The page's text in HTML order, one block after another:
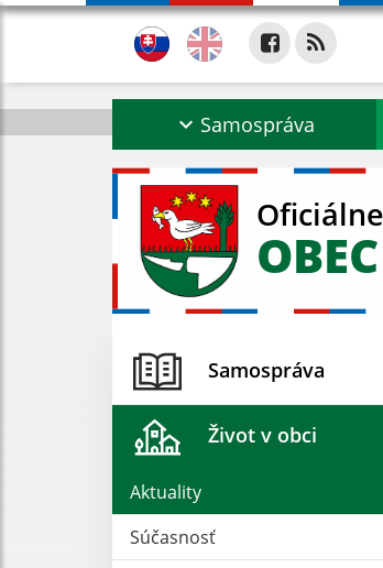
Samospráva
Samospráva
Život v obci
Aktuality
Súčasnosť